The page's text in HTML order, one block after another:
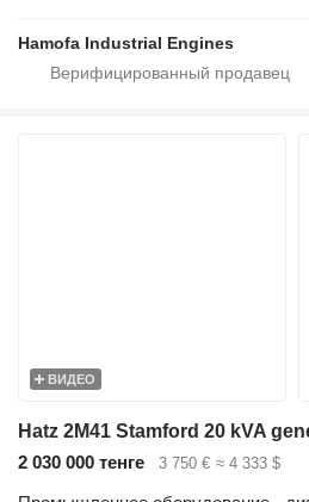
Hamofa Industrial Engines
ВИДЕО
Hatz 2M41 Stamford 20 kVA
2 030 000 тенге
3 750 € ≈ 4 333 $